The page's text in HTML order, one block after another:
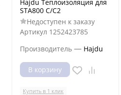
Hajdu Теплоизоляция для
STA800 С/С2
Недоступен к заказу
Артикул 1252423785
Производитель — Hajdu
В корзину
Купить в 1 клик